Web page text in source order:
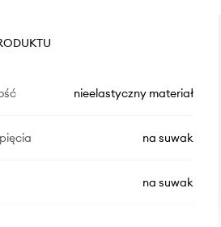
nieelastyczny materiał
na suwak
na suwak